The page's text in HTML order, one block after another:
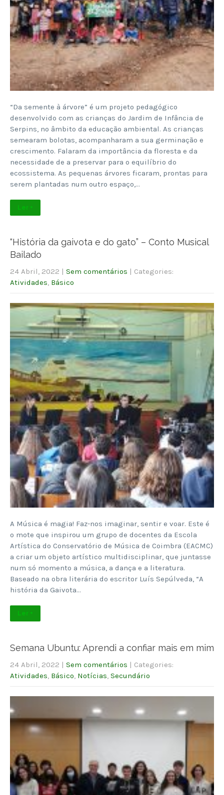
“Da semente à árvore” é um projeto pedagógico
desenvolvido com as crianças do Jardim de Infância de
Serpins, no âmbito da educação ambiental. As crianças
semearam bolotas, acompanharam a sua germinação e
crescimento. Falaram da importância da floresta e da
necessidade de a preservar para o equilíbrio do
ecossistema. As pequenas árvores ficaram, prontas para
serem plantadas num outro espaço,…
Ler +
“História da gaivota e do gato” – Conto Musical
Bailado
24 Abril, 2022 | Sem comentários | Categories:
Atividades, Básico
A Música é magia! Faz-nos imaginar, sentir e voar. Este é
o mote que inspirou um grupo de docentes da Escola
Artística do Conservatório de Música de Coimbra (EACMC)
a criar um objeto artístico multidisciplinar, que juntasse
num só momento a música, a dança e a literatura.
Baseado na obra literária do escritor Luís Sepúlveda, “A
história da Gaivota…
Ler +
Semana Ubuntu: Aprendi a confiar mais em mim
24 Abril, 2022 | Sem comentários | Categories:
Atividades, Básico, Notícias, Secundário